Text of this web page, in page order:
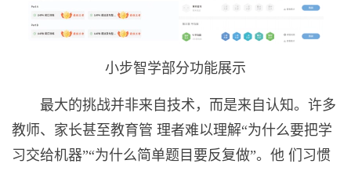
小步智学部分功能展示
最大的挑战并非来自技术，而是来自认知。许多
教师、家长甚至教育管 理者难以理解“为什么要把学
习交给机器”“为什么简单题目要反复做”。他 们习惯